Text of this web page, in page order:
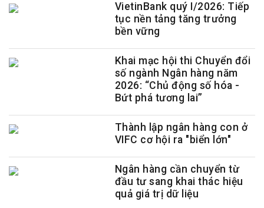
VietinBank quý I/2026: Tiếp
tục nền tảng tăng trưởng
bền vững
Khai mạc hội thi Chuyển đổi
số ngành Ngân hàng năm
2026: “Chủ động số hóa -
Bứt phá tương lai”
Thành lập ngân hàng con ở
VIFC cơ hội ra "biển lớn"
Ngân hàng cần chuyển từ
đầu tư sang khai thác hiệu
quả giá trị dữ liệu